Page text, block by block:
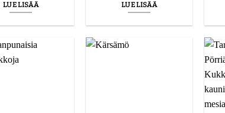
LUE LISÄÄ LUE LISÄÄ